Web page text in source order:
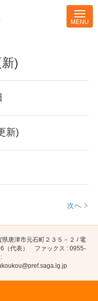
)
新)
次へ
唐津市元石町２３５－２ / 電
（代表） ファックス : 0955-